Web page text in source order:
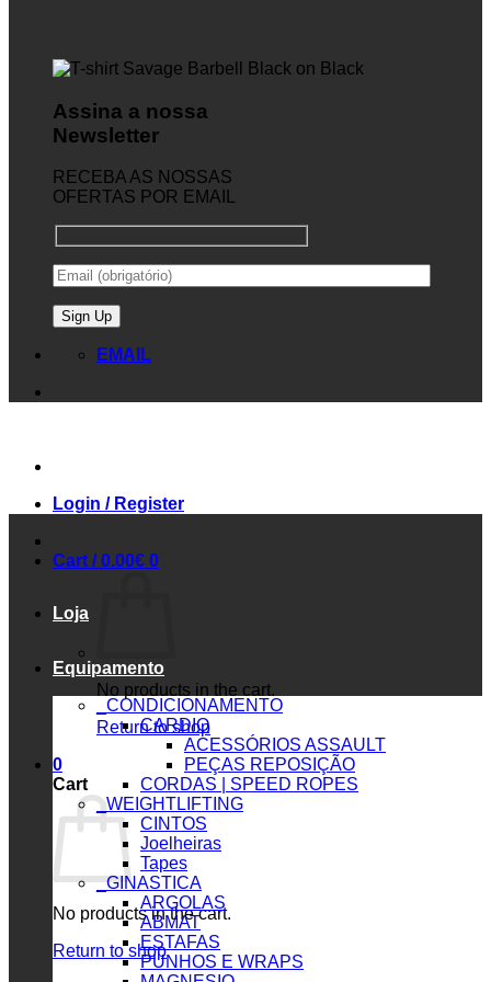
Assina a nossa
Newsletter
RECEBA AS NOSSAS
OFERTAS POR EMAIL
EMAIL
Login / Register
Cart /0.00€ 0
No products in the cart.
Return to shop
0
Cart
No products in the cart.
Return to shop
Loja
Equipamento
_CONDICIONAMENTO
CARDIO
ACESSÓRIOS ASSAULT
PEÇAS REPOSIÇÃO
CORDAS | SPEED ROPES
_WEIGHTLIFTING
CINTOS
Joelheiras
Tapes
_GINASTICA
ARGOLAS
ABMAT
ESTAFAS
PUNHOS E WRAPS